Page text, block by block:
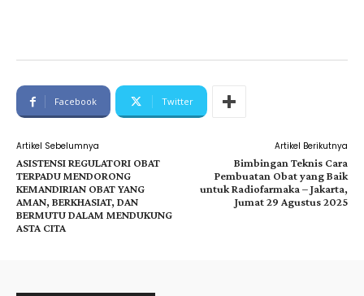
Facebook Twitter
Artikel Sebelumnya
ASISTENSI REGULATORI OBAT
TERPADU MENDORONG
KEMANDIRIAN OBAT YANG
AMAN, BERKHASIAT, DAN
BERMUTU DALAM MENDUKUNG
ASTA CITA
Artikel Berikutnya
Bimbingan Teknis Cara
Pembuatan Obat yang Baik
untuk Radiofarmaka – Jakarta,
Jumat 29 Agustus 2025